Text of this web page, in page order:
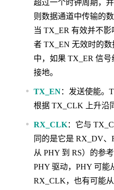
超过一个时钟周期，
则数据通道中传输的
当 TX_ER 有效并不影
者 TX_EN 无效时的
中，如果 TX_ER 信
接地。
TX_EN：发送使能。
根据 TX_CLK 上升沿
RX_CLK：它与
同的是它是 RX_DV
从 PHY 到 RS）的参
PHY 驱动，PHY 可能
RX_CLK，也有可能